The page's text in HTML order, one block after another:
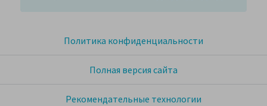
Политика конфиденциальности
Полная версия сайта
Рекомендательные технологии